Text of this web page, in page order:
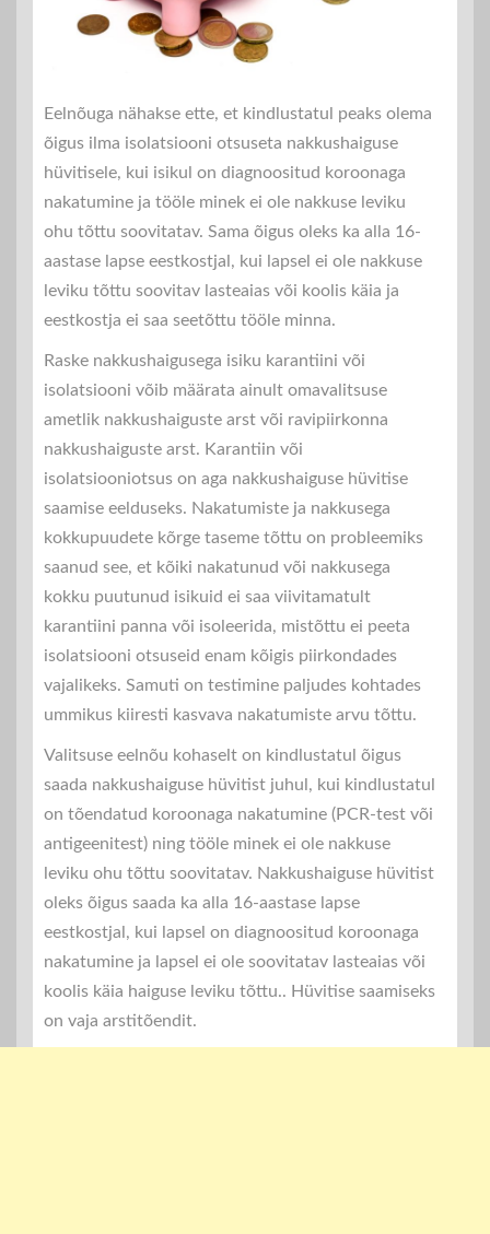
Eelnõuga nähakse ette, et kindlustatul peaks olema
õigus ilma isolatsiooni otsuseta nakkushaiguse
hüvitisele, kui isikul on diagnoositud koroonaga
nakatumine ja tööle minek ei ole nakkuse leviku
ohu tõttu soovitatav. Sama õigus oleks ka alla 16-
aastase lapse eestkostjal, kui lapsel ei ole nakkuse
leviku tõttu soovitav lasteaias või koolis käia ja
eestkostja ei saa seetõttu tööle minna.
Raske nakkushaigusega isiku karantiini või
isolatsiooni võib määrata ainult omavalitsuse
ametlik nakkushaiguste arst või ravipiirkonna
nakkushaiguste arst. Karantiin või
isolatsiooniotsus on aga nakkushaiguse hüvitise
saamise eelduseks. Nakatumiste ja nakkusega
kokkupuudete kõrge taseme tõttu on probleemiks
saanud see, et kõiki nakatunud või nakkusega
kokku puutunud isikuid ei saa viivitamatult
karantiini panna või isoleerida, mistõttu ei peeta
isolatsiooni otsuseid enam kõigis piirkondades
vajalikeks. Samuti on testimine paljudes kohtades
ummikus kiiresti kasvava nakatumiste arvu tõttu.
Valitsuse eelnõu kohaselt on kindlustatul õigus
saada nakkushaiguse hüvitist juhul, kui kindlustatul
on tõendatud koroonaga nakatumine (PCR-test või
antigeenitest) ning tööle minek ei ole nakkuse
leviku ohu tõttu soovitatav. Nakkushaiguse hüvitist
oleks õigus saada ka alla 16-aastase lapse
eestkostjal, kui lapsel on diagnoositud koroonaga
nakatumine ja lapsel ei ole soovitatav lasteaias või
koolis käia haiguse leviku tõttu.. Hüvitise saamiseks
on vaja arstitõendit.